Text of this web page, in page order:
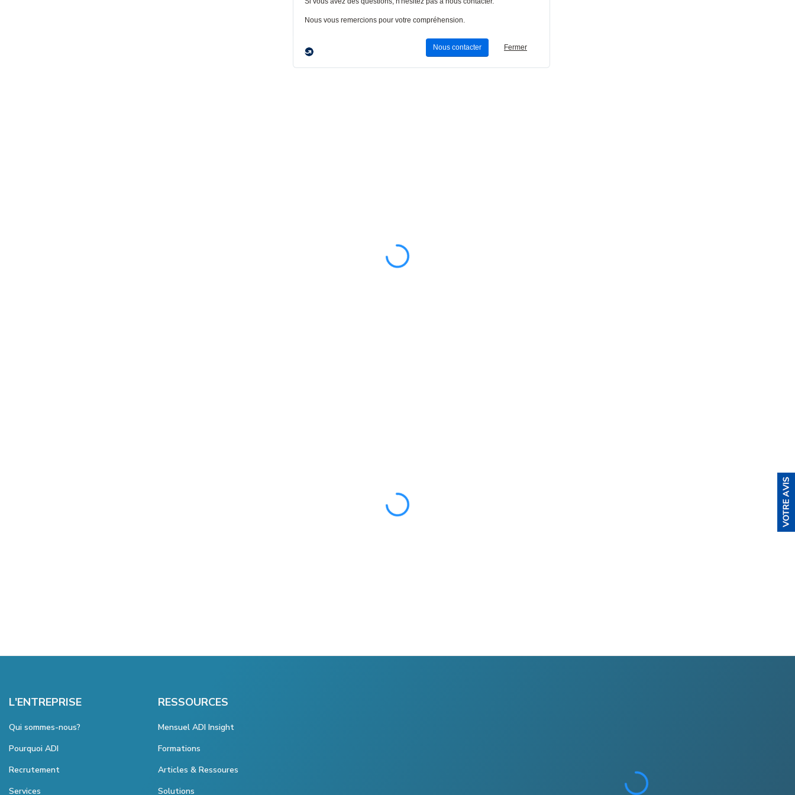
L'ENTREPRISE
Qui sommes-nous?
Pourquoi ADI
Recrutement
Services
RESSOURCES
Mensuel ADI Insight
Formations
Articles & Ressoures
Solutions